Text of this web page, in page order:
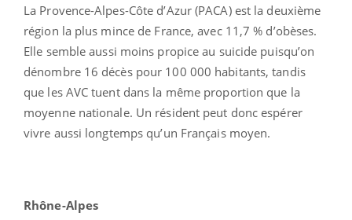
La Provence-Alpes-Côte d’Azur (PACA) est la deuxième
région la plus mince de France, avec 11,7 % d’obèses.
Elle semble aussi moins propice au suicide puisqu’on
dénombre 16 décès pour 100 000 habitants, tandis
que les AVC tuent dans la même proportion que la
moyenne nationale. Un résident peut donc espérer
vivre aussi longtemps qu’un Français moyen.
Rhône-Alpes